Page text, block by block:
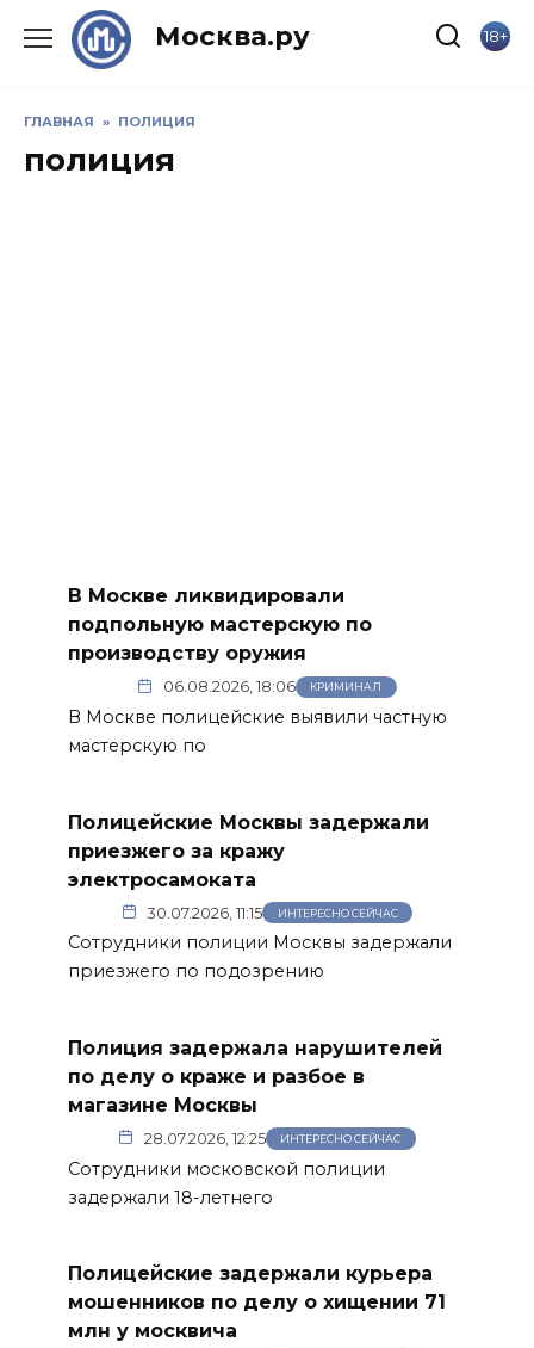
Москва.ру 18+
ГЛАВНАЯ » ПОЛИЦИЯ
полиция
В Москве ликвидировали
подпольную мастерскую по
производству оружия
06.08.2026, 18:06 КРИМИНАЛ
В Москве полицейские выявили частную
мастерскую по
Полицейские Москвы задержали
приезжего за кражу
электросамоката
30.07.2026, 11:15 ИНТЕРЕСНО СЕЙЧАС
Сотрудники полиции Москвы задержали
приезжего по подозрению
Полиция задержала нарушителей
по делу о краже и разбое в
магазине Москвы
28.07.2026, 12:25 ИНТЕРЕСНО СЕЙЧАС
Сотрудники московской полиции
задержали 18-летнего
Полицейские задержали курьера
мошенников по делу о хищении 71
млн у москвича